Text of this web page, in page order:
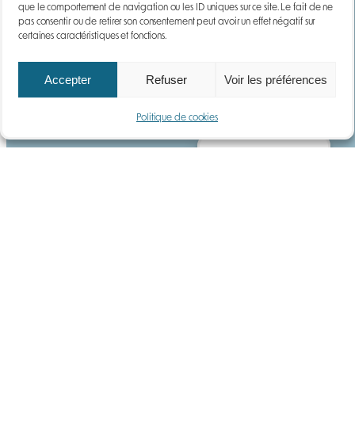
que le comportement de navigation ou les ID uniques sur ce site. Le fait de ne
pas consentir ou de retirer son consentement peut avoir un effet négatif sur
certaines caractéristiques et fonctions.
Accepter Refuser Voir les préférences
Politique de cookies